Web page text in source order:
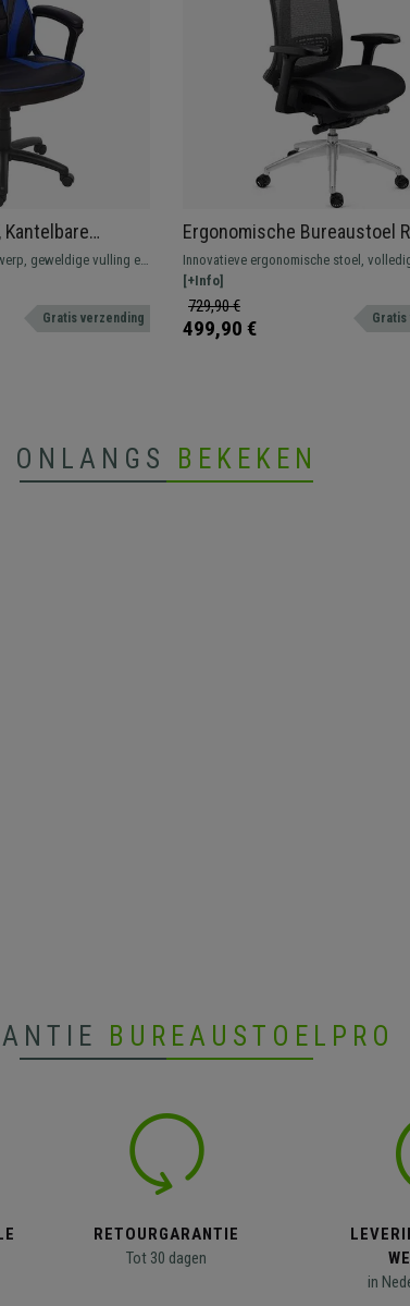
Kantelbare
Ontwerp, in
geweldige vulling en
gamingplezier!
Gratis verzending
Ergonomische Bureaustoel
Comfortabel, Volledig
Mesh, in het Grijs
Innovatieve ergonomische stoel,
verstelbaar en gecertificeerd voor
intensief gebruik. In twee kleuren
[+Info]
729,90 €
499,90 € Gratis
ONLANGS BEKEKEN
BUREAUSTOELPRO
RETOURGARANTIE
Tot 30 dagen
in